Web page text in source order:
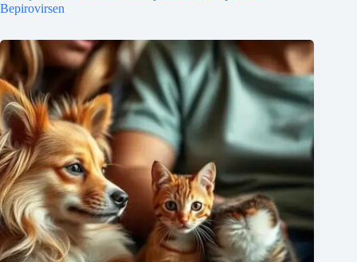
Bepirovirsen